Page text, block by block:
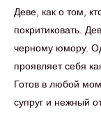
Деве, как о том,
покритиковать.
черному юмору.
проявляет себя
Готов в любой
супруг и нежный